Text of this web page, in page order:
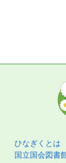
ひなぎくとは
国立国会図書